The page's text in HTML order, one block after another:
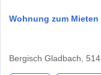
Wohnung zum Mieten
Bergisch Gladbach,